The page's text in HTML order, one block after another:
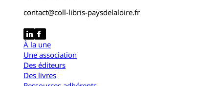
contact@coll-libris-paysdelaloire.fr
À la une
Une association
Des éditeurs
Des livres